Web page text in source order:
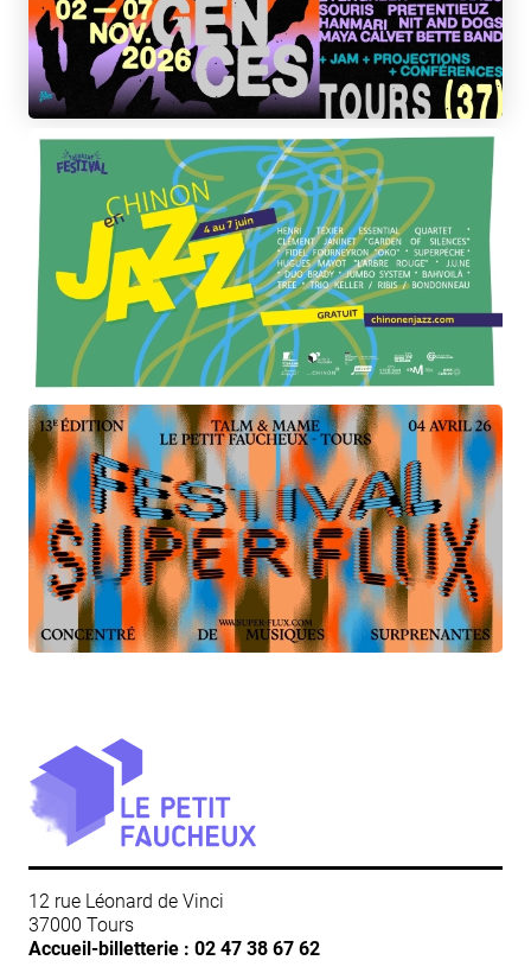
12 rue Léonard de Vinci
37000 Tours
Accueil-billetterie : 02 47 38 67 62